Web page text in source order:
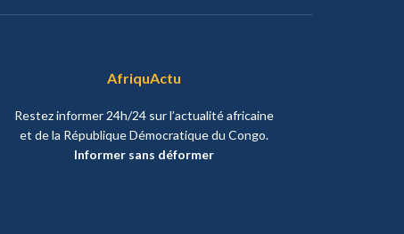
AfriquActu
Restez informer 24h/24 sur l’actualité africaine
et de la République Démocratique du Congo.
Informer sans déformer